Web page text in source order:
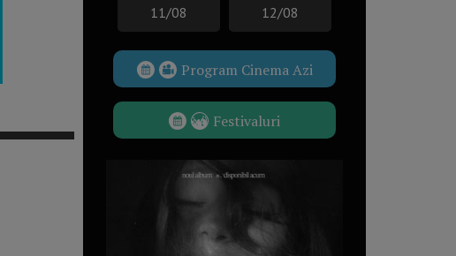
11/08
12/08
Program Cinema Azi
Festivaluri